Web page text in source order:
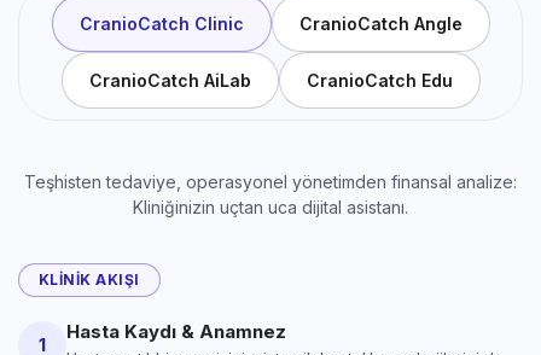
CranioCatch Clinic CranioCatch Angle
CranioCatch AiLab CranioCatch Edu
Teşhisten tedaviye, operasyonel yönetimden finansal analize:
Kliniğinizin uçtan uca dijital asistanı.
KLINIK AKIŞI
1
Hasta Kaydı & Anamnez